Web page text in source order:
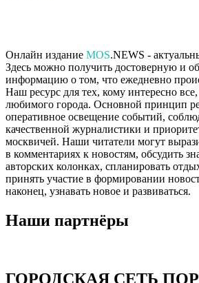
Онлайн издание MOS.NEWS -
Здесь можно получить достоверную и
информацию о том, что ежедневно
Наш ресурс для тех, кому интересно все,
любимого города. Основной принцип
оперативное освещение событий,
качественной журналистики и
москвичей. Наши читатели могут
в комментариях к новостям, обсудить
авторских колонках, спланировать
принять участие в формировании
наконец, узнавать новое и развиваться.
Наши партнёры
ГОРОДСКАЯ СЕТЬ